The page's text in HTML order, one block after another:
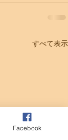
すべて表示
Facebook